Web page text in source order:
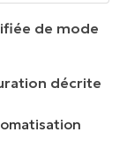
de mode
décrite